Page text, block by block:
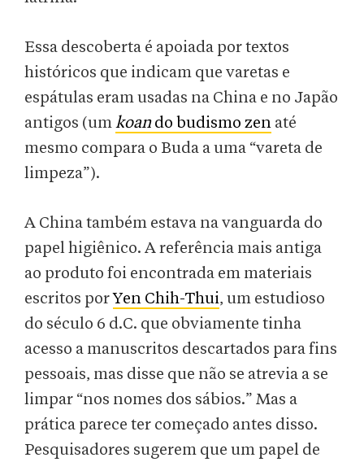
Essa descoberta é apoiada por textos
históricos que indicam que varetas e
espátulas eram usadas na China e no Japão
antigos (umkoando budismo zen até
mesmo compara o Buda a uma “vareta de
limpeza”).
A China também estava na vanguarda do
papel higiênico. A referência mais antiga
ao produto foi encontrada em materiais
escritos porYen Chih-Thui, um estudioso
do século 6 d.C. que obviamente tinha
acesso a manuscritos descartados para fins
pessoais, mas disse que não se atrevia a se
limpar “nos nomes dos sábios.” Mas a
prática parece ter começado antes disso.
Pesquisadores sugerem que um papel de